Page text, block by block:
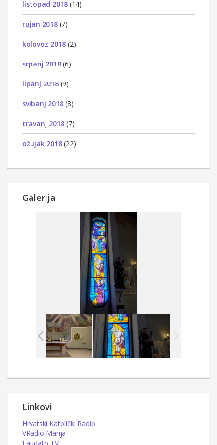
listopad 2018 (14)
rujan 2018 (7)
kolovoz 2018 (2)
srpanj 2018 (6)
lipanj 2018 (9)
svibanj 2018 (8)
travanj 2018 (7)
ožujak 2018 (22)
Galerija
Linkovi
Hrvatski Katolički Radio
VRadio Marija
Laudato TV